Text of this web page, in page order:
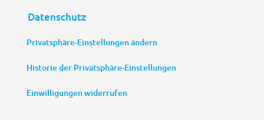
Datenschutz
Privatsphäre-Einstellungen ändern
Historie der Privatsphäre-Einstellungen
Einwilligungen widerrufen